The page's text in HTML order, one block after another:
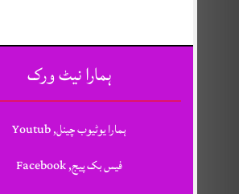
ہمارا نیٹ ورک
ہمارا یوٹیوب چینل, Youtub
فیس بک پیج, Facebook